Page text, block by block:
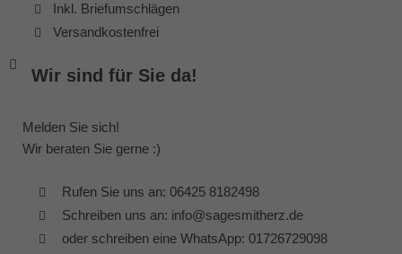
Inkl. Briefumschlägen
Versandkostenfrei
Wir sind für Sie da!
Melden Sie sich!
Wir beraten Sie gerne :)
Rufen Sie uns an: 06425 8182498
Schreiben uns an: info@sagesmitherz.de
oder schreiben eine WhatsApp: 01726729098